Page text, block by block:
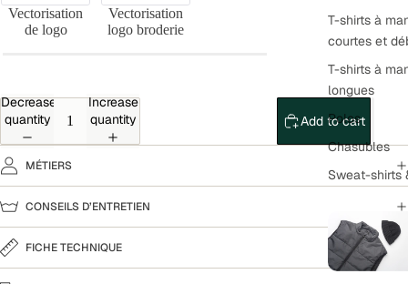
T-shirts à
courtes et
T-shirts à
longues
Polos
Chasubles
Sweat-shirts
Vectorisation
de logo
Vectorisation
logo broderie
Decrease
quantity
Increase
quantity
Add to cart
MÉTIERS
CONSEILS D’ENTRETIEN
FICHE TECHNIQUE